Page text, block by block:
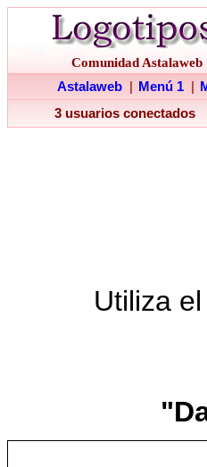
Comunidad Astalaweb
Astalaweb
Menú 1
3 usuarios conectados
Utiliza